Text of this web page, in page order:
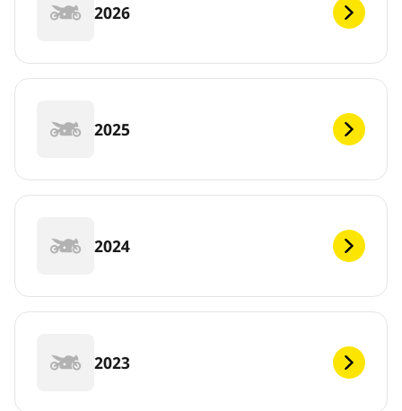
2026
2025
2024
2023